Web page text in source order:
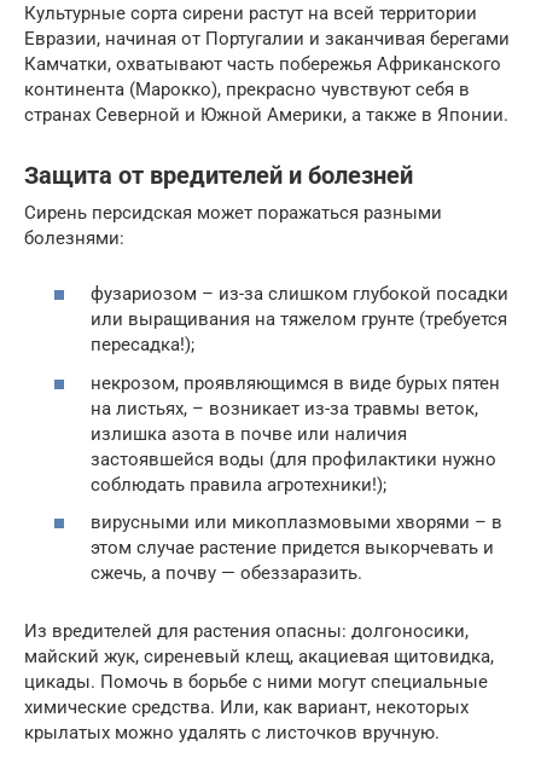
Культурные сорта сирени растут на всей территории
Евразии, начиная от Португалии и заканчивая берегами
Камчатки, охватывают часть побережья Африканского
континента (Марокко), прекрасно чувствуют себя в
странах Северной и Южной Америки, а также в Японии.
Защита от вредителей и болезней
Сирень персидская может поражаться разными
болезнями:
фузариозом – из-за слишком глубокой посадки
или выращивания на тяжелом грунте (требуется
пересадка!);
некрозом, проявляющимся в виде бурых пятен
на листьях, – возникает из-за травмы веток,
излишка азота в почве или наличия
застоявшейся воды (для профилактики нужно
соблюдать правила агротехники!);
вирусными или микоплазмовыми хворями – в
этом случае растение придется выкорчевать и
сжечь, а почву — обеззаразить.
Из вредителей для растения опасны: долгоносики,
майский жук, сиреневый клещ, акациевая щитовидка,
цикады. Помочь в борьбе с ними могут специальные
химические средства. Или, как вариант, некоторых
крылатых можно удалять с листочков вручную.